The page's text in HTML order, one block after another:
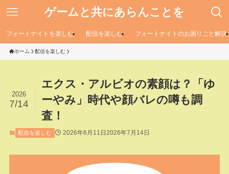
ゲームと共にあらんことを
フォートナイトを楽しむ 配信を楽しむ フォートナイトのお困りごと解決
ホーム 配信を楽しむ
エクス・アルビオの素顔は？「ゆ
ーやみ」時代や顔バレの噂も調
査！
2026
7/14
配信を楽しむ 2026年6月11日 2026年7月14日